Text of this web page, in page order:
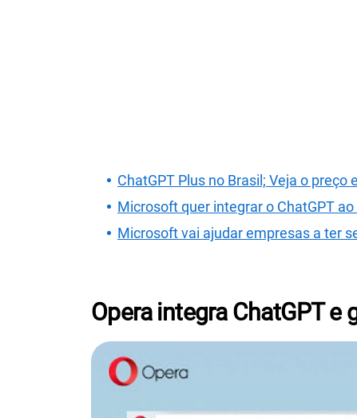
ChatGPT Plus no Brasil; Veja o preço
Microsoft quer integrar o ChatGPT
Microsoft vai ajudar empresas a ter
Opera integra ChatGPT e